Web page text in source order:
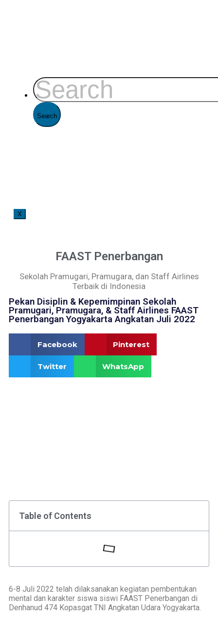
X
FAAST Penerbangan
Sekolah Pramugari, Pramugara, dan Staff Airlines
Terbaik di Indonesia
Pekan Disiplin & Kepemimpinan Sekolah
Pramugari, Pramugara, & Staff Airlines FAAST
Penerbangan Yogyakarta Angkatan Juli 2022
Facebook Pinterest
Twitter WhatsApp
Table of Contents
6-8 Juli 2022 telah dilaksanakan kegiatan pembentukan
mental dan karakter siswa siswi FAAST Penerbangan di
Denhanud 474 Kopasgat TNI Angkatan Udara Yogyakarta.